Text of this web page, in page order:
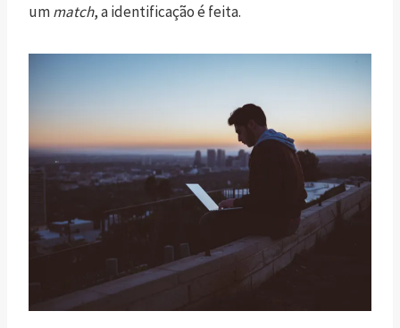
ummatch, a identificação é feita.